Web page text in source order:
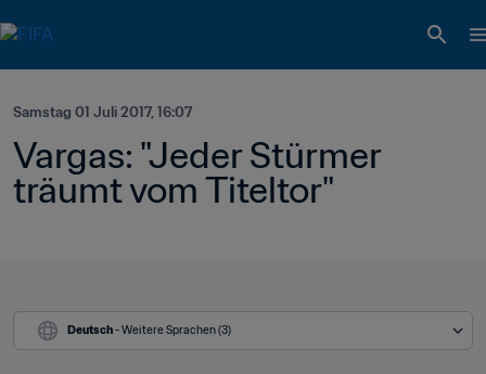
Samstag 01 Juli 2017, 16:07
Vargas: "Jeder Stürmer
träumt vom Titeltor"
Deutsch - Weitere Sprachen (3)